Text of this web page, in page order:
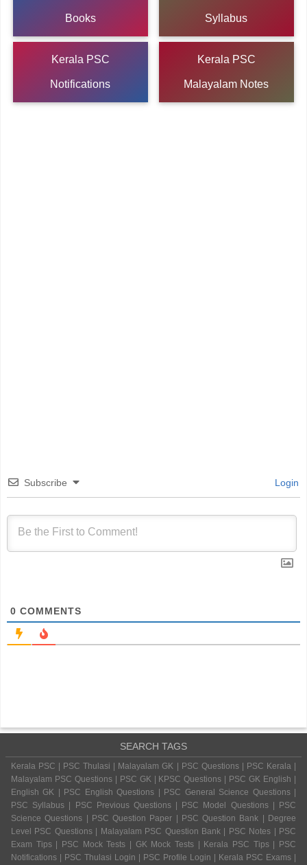
Books Syllabus
Kerala PSC
Notifications
Kerala PSC
Malayalam Notes
Subscribe Login
0 COMMENTS
SEARCH TAGS
Kerala PSC | PSC Thulasi | Malayalam GK | PSC Questions | PSC Kerala |
Malayalam PSC Questions | PSC GK | KPSC Questions | PSC GK English |
English GK | PSC English Questions | PSC General Science Questions |
PSC Syllabus | PSC Previous Questions | PSC Model Questions | PSC
Science Questions | PSC Question Paper | PSC Question Bank | Degree
Level PSC Questions | Malayalam PSC Question Bank | PSC Notes | PSC
Exam Tips | PSC Mock Tests | GK Mock Tests | Kerala PSC Tips | PSC
Notifications | PSC Thulasi Login | PSC Profile Login | Kerala PSC Exams |